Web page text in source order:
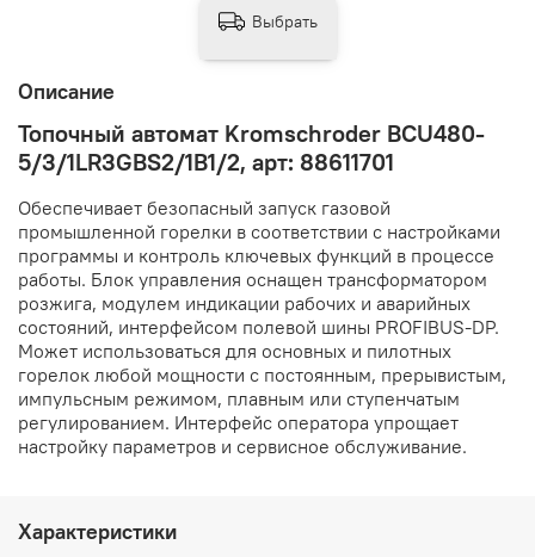
Описание
Топочный автомат Kromschroder BCU480-
5/3/1LR3GBS2/1B1/2, арт: 88611701
Обеспечивает безопасный запуск газовой
промышленной горелки в соответствии с настройками
программы и контроль ключевых функций в процессе
работы. Блок управления оснащен трансформатором
розжига, модулем индикации рабочих и аварийных
состояний, интерфейсом полевой шины PROFIBUS-DP.
Может использоваться для основных и пилотных
горелок любой мощности с постоянным, прерывистым,
импульсным режимом, плавным или ступенчатым
регулированием. Интерфейс оператора упрощает
настройку параметров и сервисное обслуживание.
Характеристики
Выбрать